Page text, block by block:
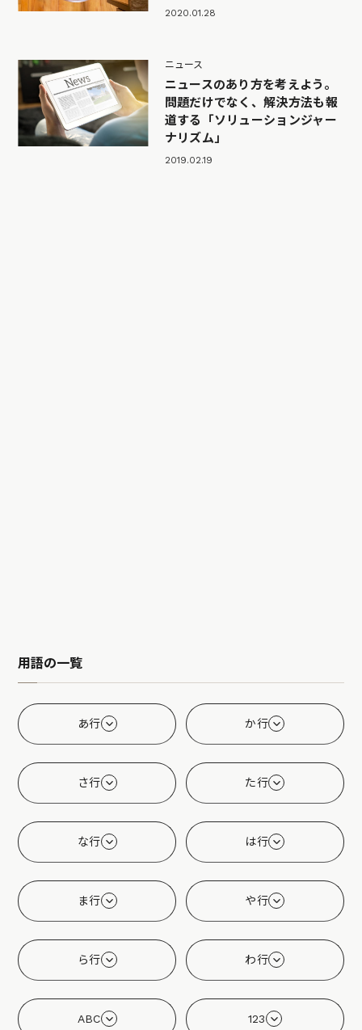
2020.01.28
ニュース
ニュースのあり方を考えよう。
問題だけでなく、解決方法も報
道する「ソリューションジャー
ナリズム」
2019.02.19
用語の一覧
あ行 か行
さ行 た行
な行 は行
ま行 や行
ら行 わ行
ABC 123